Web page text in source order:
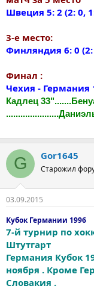
Швеция 5: 2 (2: 0,
3-е место:
Финляндия 6: 0
Финал :
Чехия - Германия
Кадлец
G Gor1645
Старожил
03.09.2015
Кубок Германии 1996
7-й турнир по
Штутгарт
Германия Кубок
ноября . Кроме
Словакия .